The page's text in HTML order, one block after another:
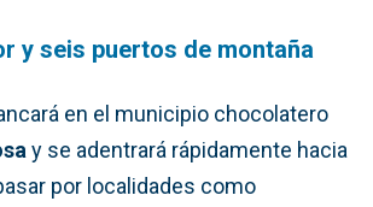
y seis puertos de montaña
en el municipio chocolatero
y se adentrará rápidamente hacia
por localidades como